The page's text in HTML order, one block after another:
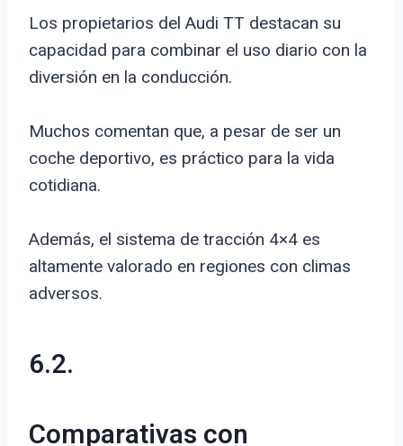
Los propietarios del Audi TT destacan su
capacidad para combinar el uso diario con la
diversión en la conducción.
Muchos comentan que, a pesar de ser un
coche deportivo, es práctico para la vida
cotidiana.
Además, el sistema de tracción 4×4 es
altamente valorado en regiones con climas
adversos.
6.2.
Comparativas con